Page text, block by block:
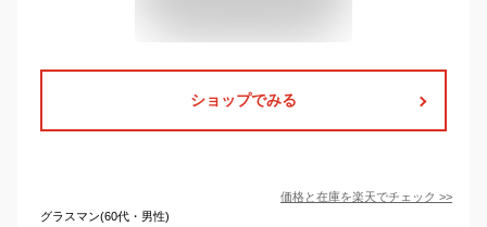
ショップでみる
価格と在庫を楽天でチェック >>
グラスマン(60代・男性)